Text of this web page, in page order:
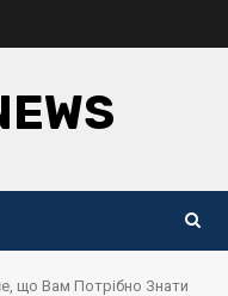
що Вам Потрібно Знати